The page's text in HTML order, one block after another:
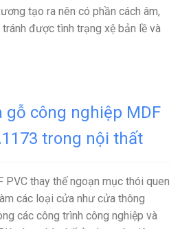
tạo ra nên có phần cách âm,
tránh được tình trạng xệ bản lề và
gỗ công nghiệp MDF
trong nội thất
PVC thay thế ngoạn mục thói quen
các loại cửa như cửa thông
các công trình công nghiệp và